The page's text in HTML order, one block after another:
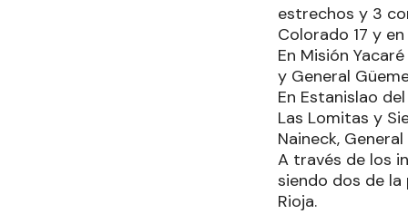
estrechos y 3
Colorado 17 y en
En Misión
y General
En Estanislao
Las Lomitas y
Naineck,
A través de los
siendo dos de la
Rioja.